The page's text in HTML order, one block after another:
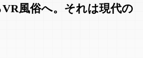
風俗へ。それは現代の